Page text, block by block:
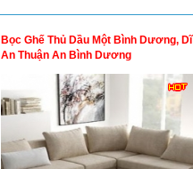
Bọc Ghế Thủ Dầu Một Bình Dương, Dĩ
An Thuận An Bình Dương